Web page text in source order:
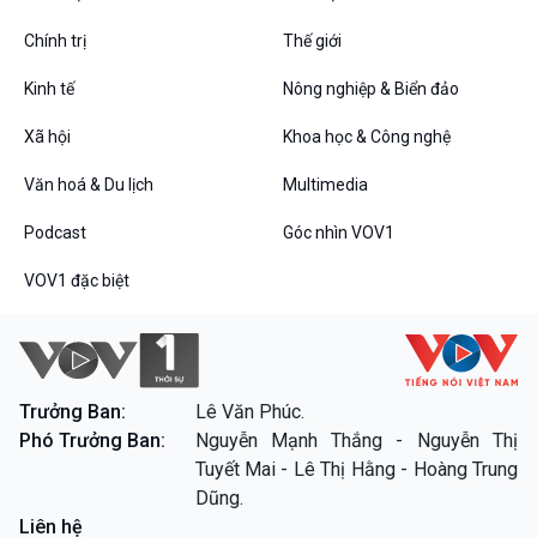
Bình luận
10 phút Sự kiện - Luận bàn
Dòng chảy sự kiện
Chuyện đêm
VOV1 đặc biệt
Thanh âm ký sự
Chân dung cuộc sống
Các chương trình đặc biệt
Chính trị Thế giới
Kinh tế Nông nghiệp & Biển đảo
Xã hội Khoa học & Công nghệ
Văn hoá & Du lịch Multimedia
Podcast Góc nhìn VOV1
VOV1 đặc biệt
Trưởng Ban:
Lê Văn Phúc.
Phó Trưởng Ban:
Nguyễn Mạnh Thắng - Nguyễn Thị
Tuyết Mai - Lê Thị Hằng - Hoàng Trung
Dũng.
Liên hệ